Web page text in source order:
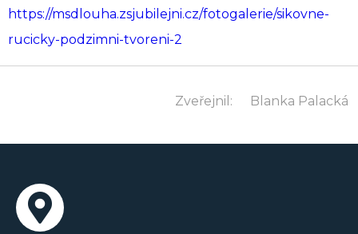
https://msdlouha.zsjubilejni.cz/fotogalerie/sikovne-
rucicky-podzimni-tvoreni-2
Zveřejnil: Blanka Palacká